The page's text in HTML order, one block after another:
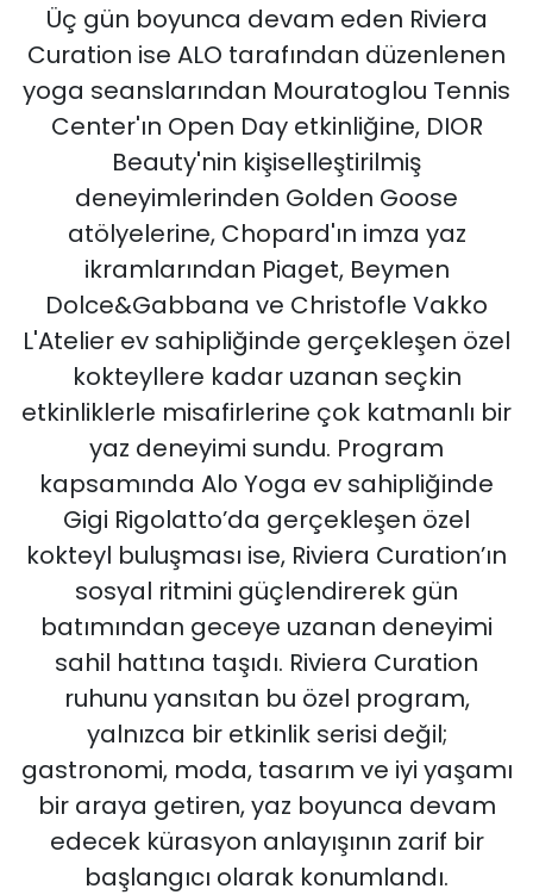
Üç gün boyunca devam eden Riviera
Curation ise ALO tarafından düzenlenen
yoga seanslarından Mouratoglou Tennis
Center'ın Open Day etkinliğine, DIOR
Beauty'nin kişiselleştirilmiş
deneyimlerinden Golden Goose
atölyelerine, Chopard'ın imza yaz
ikramlarından Piaget, Beymen
Dolce&Gabbana ve Christofle Vakko
L'Atelier ev sahipliğinde gerçekleşen özel
kokteyllere kadar uzanan seçkin
etkinliklerle misafirlerine çok katmanlı bir
yaz deneyimi sundu. Program
kapsamında Alo Yoga ev sahipliğinde
Gigi Rigolatto’da gerçekleşen özel
kokteyl buluşması ise, Riviera Curation’ın
sosyal ritmini güçlendirerek gün
batımından geceye uzanan deneyimi
sahil hattına taşıdı. Riviera Curation
ruhunu yansıtan bu özel program,
yalnızca bir etkinlik serisi değil;
gastronomi, moda, tasarım ve iyi yaşamı
bir araya getiren, yaz boyunca devam
edecek kürasyon anlayışının zarif bir
başlangıcı olarak konumlandı.